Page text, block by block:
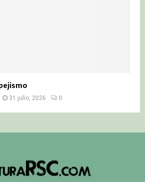
31 julio, 2026 0